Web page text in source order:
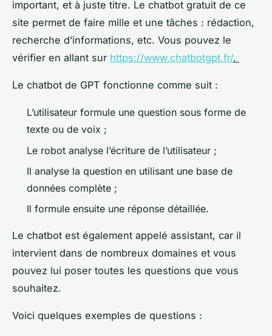
important, et à juste titre. Le chatbot gratuit de ce
site permet de faire mille et une tâches : rédaction,
recherche d’informations, etc. Vous pouvez le
vérifier en allant sur https://www.chatbotgpt.fr/.
Le chatbot de GPT fonctionne comme suit :
L’utilisateur formule une question sous forme de
texte ou de voix ;
Le robot analyse l’écriture de l’utilisateur ;
Il analyse la question en utilisant une base de
données complète ;
Il formule ensuite une réponse détaillée.
Le chatbot est également appelé assistant, car il
intervient dans de nombreux domaines et vous
pouvez lui poser toutes les questions que vous
souhaitez.
Voici quelques exemples de questions :